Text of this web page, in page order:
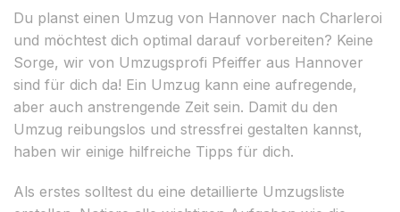
Du planst einen Umzug von Hannover nach Charleroi
und möchtest dich optimal darauf vorbereiten? Keine
Sorge, wir von Umzugsprofi Pfeiffer aus Hannover
sind für dich da! Ein Umzug kann eine aufregende,
aber auch anstrengende Zeit sein. Damit du den
Umzug reibungslos und stressfrei gestalten kannst,
haben wir einige hilfreiche Tipps für dich.
Als erstes solltest du eine detaillierte Umzugsliste